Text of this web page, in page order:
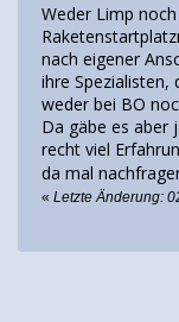
Weder Limp
nach eigener
ihre Spezialisten,
weder bei BO
Da gäbe es aber
recht viel
da mal
« Letzte Änderung: